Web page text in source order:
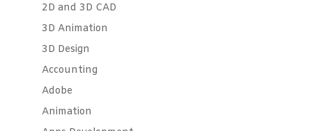
2D and 3D CAD
3D Animation
3D Design
Accounting
Adobe
Animation